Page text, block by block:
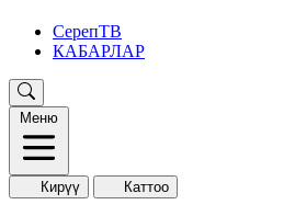
СерепТВ
КАБАРЛАР
Меню
Кирүү Каттоо